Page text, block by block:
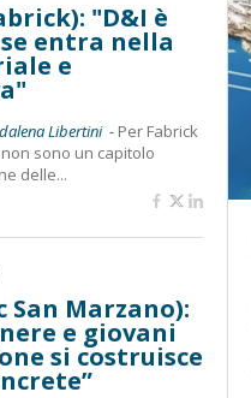
"D&I è
entra nella
e
Libertini - Per Fabrick
sono un capitolo
delle...
San Marzano):
e giovani
si costruisce